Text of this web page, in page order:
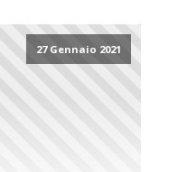
27 Gennaio 2021